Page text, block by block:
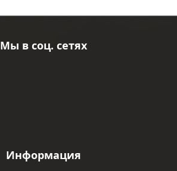
Мы в соц. сетях
Информация